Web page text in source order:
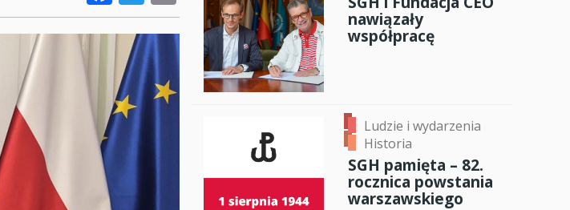
Studenci i doktoranci
Absolwenci
Współpraca międzynarodowa
Współpraca z otoczeniem
nawiązały
współpracę
Ludzie i wydarzenia
Historia
SGH pamięta – 82.
rocznica powstania
warszawskiego